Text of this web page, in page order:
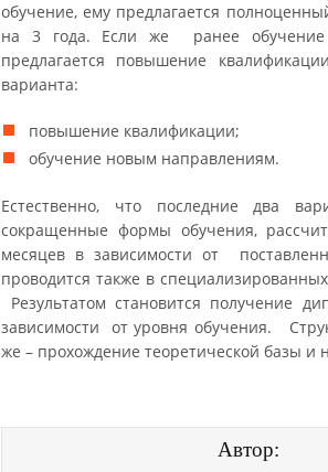
обучение, ему предлагается
на 3 года. Если же ранее
предлагается повышение
варианта:
повышение квалификации;
обучение новым направлениям.
Естественно, что последние два
сокращенные формы обучения,
месяцев в зависимости от
проводится также в
Результатом становится получение
зависимости от уровня обучения.
же – прохождение теоретической базы и
Автор: